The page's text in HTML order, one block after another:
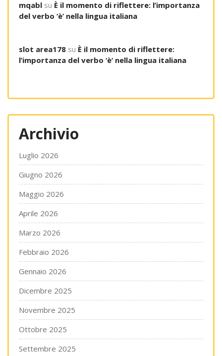
mqabl su È il momento di riflettere: l’importanza
del verbo ‘è’ nella lingua italiana
slot area178 su È il momento di riflettere:
l’importanza del verbo ‘è’ nella lingua italiana
Archivio
Luglio 2026
Giugno 2026
Maggio 2026
Aprile 2026
Marzo 2026
Febbraio 2026
Gennaio 2026
Dicembre 2025
Novembre 2025
Ottobre 2025
Settembre 2025